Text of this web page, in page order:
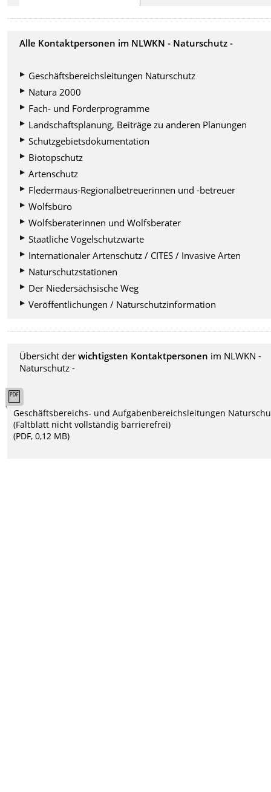
Alle Kontaktpersonen im NLWKN - Naturschutz -
Geschäftsbereichsleitungen Naturschutz
Natura 2000
Fach- und Förderprogramme
Landschaftsplanung, Beiträge zu anderen Planungen
Schutzgebietsdokumentation
Biotopschutz
Artenschutz
Fledermaus-Regionalbetreuerinnen und -betreuer
Wolfsbüro
Wolfsberaterinnen und Wolfsberater
Staatliche Vogelschutzwarte
Internationaler Artenschutz / CITES / Invasive Arten
Naturschutzstationen
Der Niedersächsische Weg
Veröffentlichungen / Naturschutzinformation
Übersicht derwichtigsten Kontaktpersonen im NLWKN -
Naturschutz -
Geschäftsbereichs- und Aufgabenbereichsleitungen
(Faltblatt nicht vollständig barrierefrei)
(PDF, 0,12 MB)